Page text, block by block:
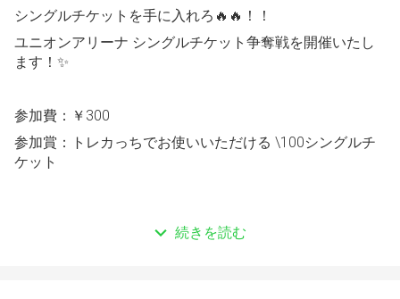
シングルチケットを手に入れろ🔥🔥！！
ユニオンアリーナ シングルチケット争奪戦を開催いたし
ます！✨
参加費：￥300
参加賞：トレカっちでお使いいただける \100シングルチ
ケット
１９：００～ マッチング発表予定
続きを読む